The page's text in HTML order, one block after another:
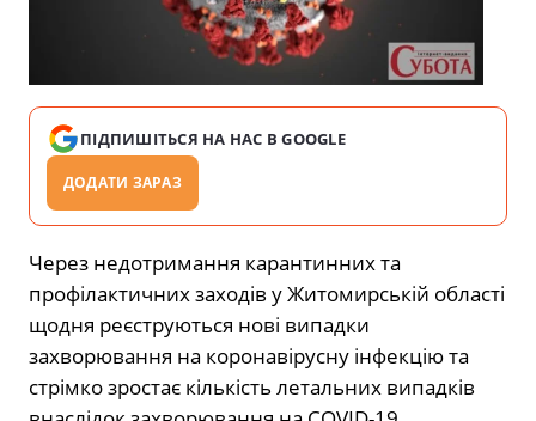
ПІДПИШІТЬСЯ НА НАС В GOOGLE
ДОДАТИ ЗАРАЗ
Через недотримання карантинних та
профілактичних заходів у Житомирській області
щодня реєструються нові випадки
захворювання на коронавірусну інфекцію та
стрімко зростає кількість летальних випадків